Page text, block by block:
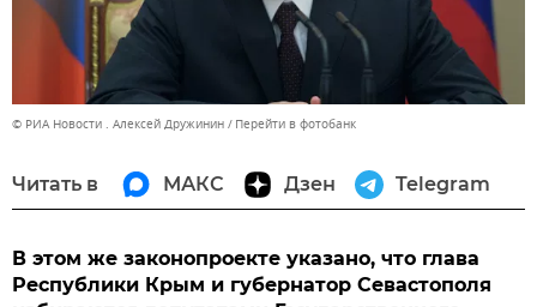
© РИА Новости . Алексей Дружинин Перейти в фотобанк
Читать в МАКС Дзен Telegram
В этом же законопроекте указано, что глава
Республики Крым и губернатор Севастополя